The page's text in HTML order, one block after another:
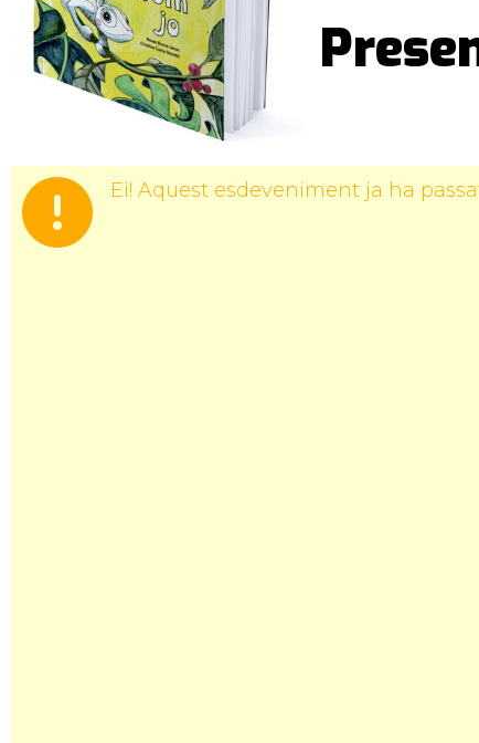
Ei! Aquest esdeveniment ja ha